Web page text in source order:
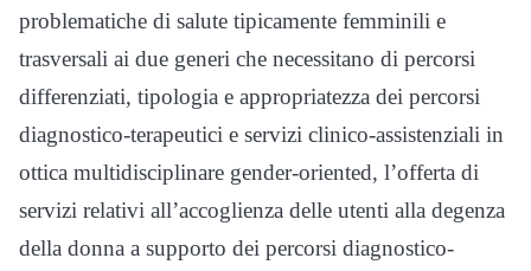
problematiche di salute tipicamente femminili e
trasversali ai due generi che necessitano di percorsi
differenziati, tipologia e appropriatezza dei percorsi
diagnostico-terapeutici e servizi clinico-assistenziali in
ottica multidisciplinare gender-oriented, l’offerta di
servizi relativi all’accoglienza delle utenti alla degenza
della donna a supporto dei percorsi diagnostico-